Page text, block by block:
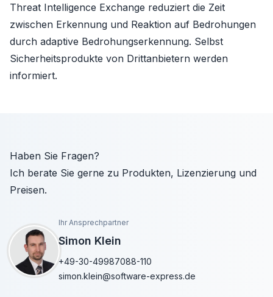
Threat Intelligence Exchange reduziert die Zeit
zwischen Erkennung und Reaktion auf Bedrohungen
durch adaptive Bedrohungserkennung. Selbst
Sicherheitsprodukte von Drittanbietern werden
informiert.
Haben Sie Fragen?
Ich berate Sie gerne zu Produkten, Lizenzierung und
Preisen.
Ihr Ansprechpartner
Simon Klein
+49-30-49987088-110
simon.klein@software-express.de